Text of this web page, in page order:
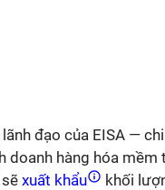
đạo của EISA — chi
doanh hàng hóa mềm
xuất khẩu khối